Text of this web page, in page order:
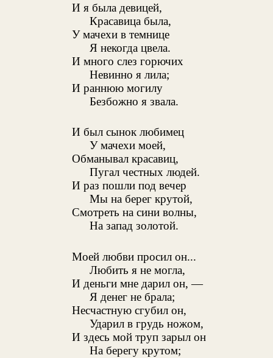
И я была девицей,
Красавица была,
У мачехи в темнице
Я некогда цвела.
И много слез горючих
Невинно я лила;
И раннюю могилу
Безбожно я звала.
И был сынок любимец
У мачехи моей,
Обманывал красавиц,
Пугал честных людей.
И раз пошли под вечер
Мы на берег крутой,
Смотреть на сини волны,
На запад золотой.
Моей любви просил он...
Любить я не могла,
И деньги мне дарил он, —
Я денег не брала;
Несчастную сгубил он,
Ударил в грудь ножом,
И здесь мой труп зарыл он
На берегу крутом;